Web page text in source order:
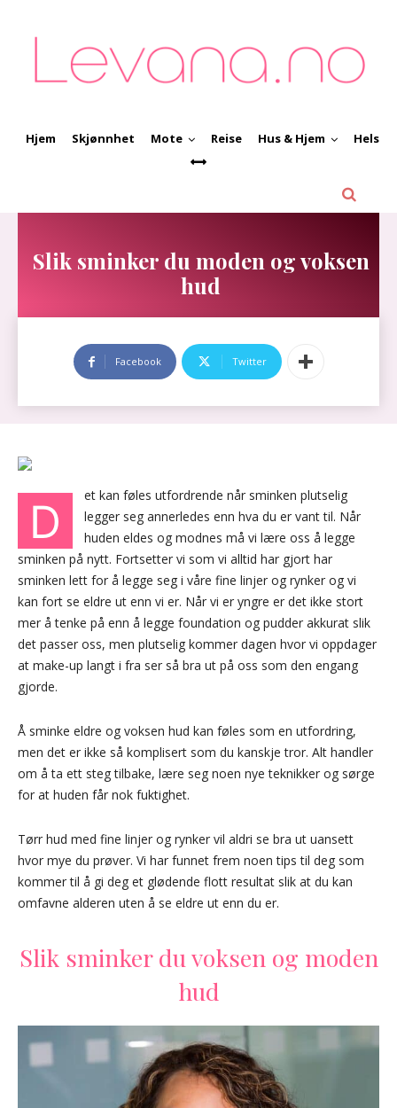
Hjem Skjønnhet Mote Reise Hus & Hjem Helse
Slik sminker du moden og voksen
hud
Facebook Twitter
D
et kan føles utfordrende når sminken plutselig
legger seg annerledes enn hva du er vant til. Når
huden eldes og modnes må vi lære oss å legge
sminken på nytt. Fortsetter vi som vi alltid har gjort har
sminken lett for å legge seg i våre fine linjer og rynker og vi
kan fort se eldre ut enn vi er. Når vi er yngre er det ikke stort
mer å tenke på enn å legge foundation og pudder akkurat slik
det passer oss, men plutselig kommer dagen hvor vi oppdager
at make-up langt i fra ser så bra ut på oss som den engang
gjorde.
Å sminke eldre og voksen hud kan føles som en utfordring,
men det er ikke så komplisert som du kanskje tror. Alt handler
om å ta ett steg tilbake, lære seg noen nye teknikker og sørge
for at huden får nok fuktighet.
Tørr hud med fine linjer og rynker vil aldri se bra ut uansett
hvor mye du prøver. Vi har funnet frem noen tips til deg som
kommer til å gi deg et glødende flott resultat slik at du kan
omfavne alderen uten å se eldre ut enn du er.
Slik sminker du voksen og moden
hud